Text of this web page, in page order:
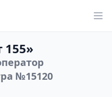
155»
№15120